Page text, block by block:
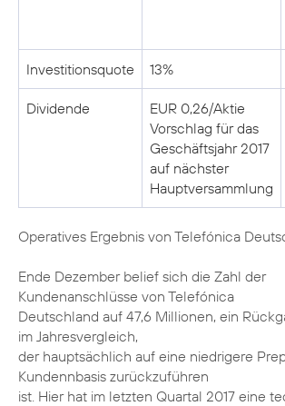
Investitionsquote 13%
Dividende
EUR 0,26/Aktie
Vorschlag für das
Geschäftsjahr 2017
auf nächster
Hauptversammlung
Operatives Ergebnis von Telefónica
Ende Dezember belief sich die Zahl der
Kundenanschlüsse von Telefónica
Deutschland auf 47,6 Millionen, ein
im Jahresvergleich,
der hauptsächlich auf eine niedrigere
Kundennbasis zurückzuführen
ist. Hier hat im letzten Quartal 2017 eine